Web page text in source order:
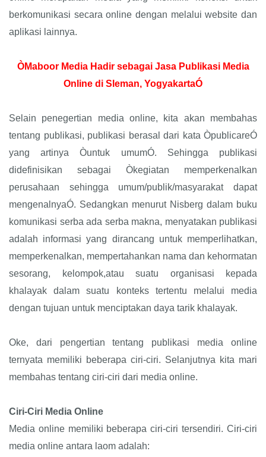
berkomunikasi secara online dengan melalui website dan
aplikasi lainnya.
ÒMaboor Media Hadir sebagai Jasa Publikasi Media
Online di Sleman, YogyakartaÓ
Selain penegertian media online, kita akan membahas
tentang publikasi, publikasi berasal dari kata ÒpublicareÓ
yang artinya Òuntuk umumÓ. Sehingga publikasi
didefinisikan sebagai Òkegiatan memperkenalkan
perusahaan sehingga umum/publik/masyarakat dapat
mengenalnyaÓ. Sedangkan menurut Nisberg dalam buku
komunikasi serba ada serba makna, menyatakan publikasi
adalah informasi yang dirancang untuk memperlihatkan,
memperkenalkan, mempertahankan nama dan kehormatan
sesorang, kelompok,atau suatu organisasi kepada
khalayak dalam suatu konteks tertentu melalui media
dengan tujuan untuk menciptakan daya tarik khalayak.
Oke, dari pengertian tentang publikasi media online
ternyata memiliki beberapa ciri-ciri. Selanjutnya kita mari
membahas tentang ciri-ciri dari media online.
Ciri-Ciri Media Online
Media online memiliki beberapa ciri-ciri tersendiri. Ciri-ciri
media online antara laom adalah: